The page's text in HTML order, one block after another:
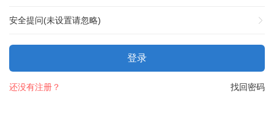
安全提问(未设置请忽略)
登录
找回密码
还没有注册？